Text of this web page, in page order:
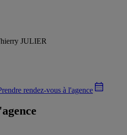
rendez-vous à l'agence